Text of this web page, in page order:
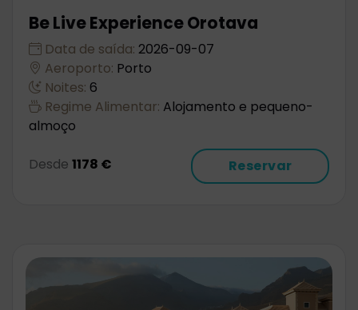
Be Live Experience Orotava
Data de saída: 2026-09-07
Aeroporto: Porto
Noites: 6
Regime Alimentar: Alojamento e pequeno-
almoço
Desde 1178 € Reservar